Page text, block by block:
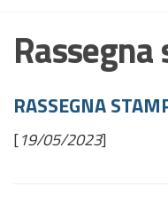
RASSEGNA
[19/05/2023]